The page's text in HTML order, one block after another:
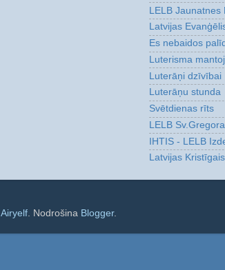
LELB Jaunatnes
Latvijas
Es nebaidos
Luterisma
Luterāņi dzīvībai
Luterāņu stunda
Svētdienas rīts
LELB
IHTIS - LELB
Latvijas
Airyelf . Nodrošina Blogger.